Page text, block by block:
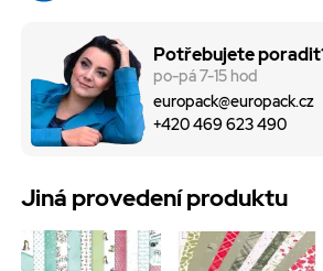
Potřebujete
po-pá 7-15 hod
europack@europack.cz
+420 469 623 490
Jiná provedení produktu